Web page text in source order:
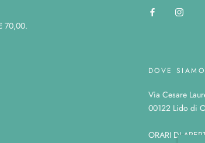
70,00.
DOVE SIAMO
Via Cesare
00122 Lido di
ORARI DI